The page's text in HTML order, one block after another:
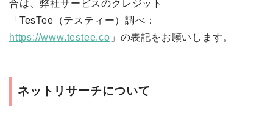
合は、弊社サービスのクレジット
「TesTee（テスティー）調べ：
https://www.testee.co 」の表記をお願いします。
ネットリサーチについて